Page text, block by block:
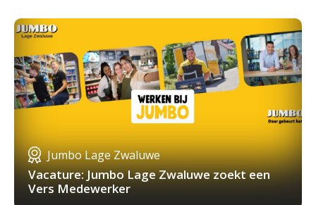
Jumbo Lage Zwaluwe
Vacature: Jumbo Lage Zwaluwe zoekt een
Vers Medewerker